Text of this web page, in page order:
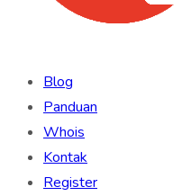
Blog
Panduan
Whois
Kontak
Register